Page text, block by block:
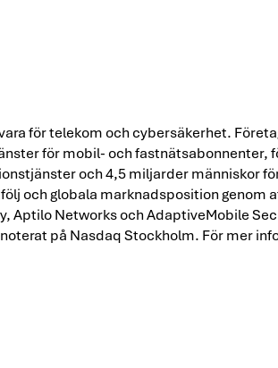
för telekom och cybersäkerhet.
för mobil- och fastnätsabonnenter,
och 4,5 miljarder människor
och globala marknadsposition genom
Aptilo Networks och AdaptiveMobile
på Nasdaq Stockholm. För mer